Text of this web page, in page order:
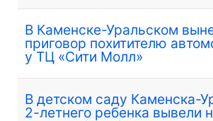
В Каменске-Уральском
приговор похитителю
у ТЦ «Сити Молл»
В детском саду Каменска-
2-летнего ребенка вывели